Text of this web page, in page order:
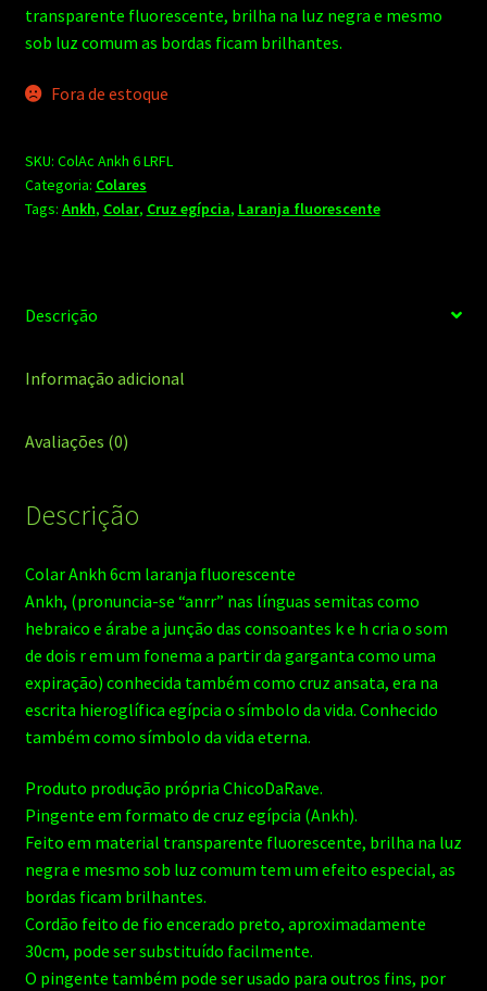
transparente fluorescente, brilha na luz negra e mesmo
sob luz comum as bordas ficam brilhantes.
Fora de estoque
SKU: ColAc Ankh 6 LRFL
Categoria: Colares
Tags: Ankh, Colar, Cruz egípcia, Laranja fluorescente
Descrição
Informação adicional
Avaliações (0)
Descrição
Colar Ankh 6cm laranja fluorescente
Ankh, (pronuncia-se “anrr” nas línguas semitas como
hebraico e árabe a junção das consoantes k e h cria o som
de dois r em um fonema a partir da garganta como uma
expiração) conhecida também como cruz ansata, era na
escrita hieroglífica egípcia o símbolo da vida. Conhecido
também como símbolo da vida eterna.
Produto produção própria ChicoDaRave.
Pingente em formato de cruz egípcia (Ankh).
Feito em material transparente fluorescente, brilha na luz
negra e mesmo sob luz comum tem um efeito especial, as
bordas ficam brilhantes.
Cordão feito de fio encerado preto, aproximadamente
30cm, pode ser substituído facilmente.
O pingente também pode ser usado para outros fins, por